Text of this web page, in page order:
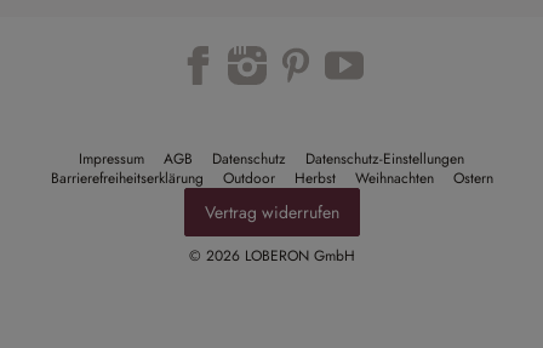
Impressum AGB Datenschutz
Datenschutz-Einstellungen
Barrierefreiheitserklärung
Outdoor Herbst Weihnachten Ostern
Vertrag widerrufen
© 2026 LOBERON GmbH